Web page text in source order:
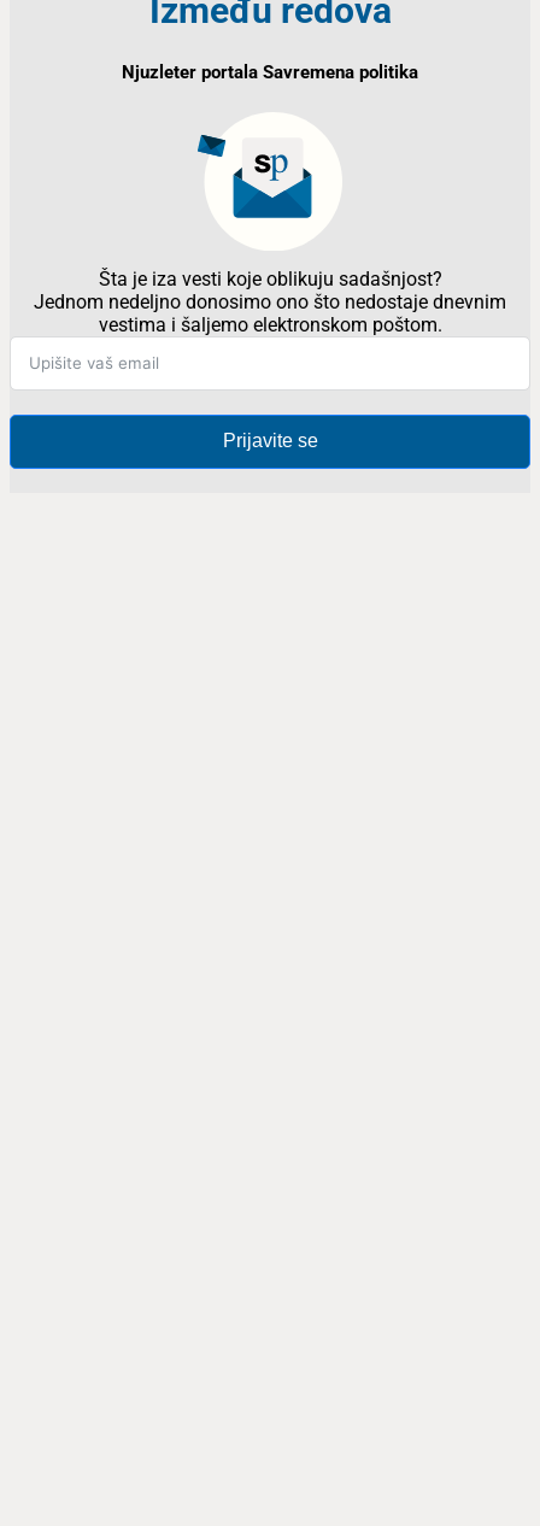
Između redova
Njuzleter portala Savremena politika
Šta je iza vesti koje oblikuju sadašnjost?
Jednom nedeljno donosimo ono što nedostaje dnevnim
vestima i šaljemo elektronskom poštom.
Prijavite se